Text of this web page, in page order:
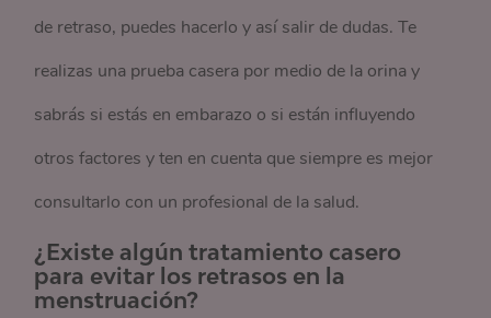
de retraso, puedes hacerlo y así salir de dudas. Te
realizas una prueba casera por medio de la orina y
sabrás si estás en embarazo o si están influyendo
otros factores y ten en cuenta que siempre es mejor
consultarlo con un profesional de la salud.
¿Existe algún tratamiento casero
para evitar los retrasos en la
menstruación?